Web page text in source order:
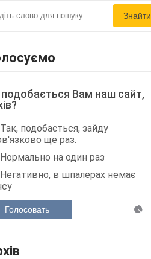
Знайти
Вам наш сайт,
Так, подобається, зайду
ще раз.
Нормально на один раз
Негативно, в шпалерах немає
Голосовать